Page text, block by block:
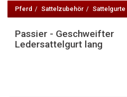
Geschweifter
Ledersattelgurt
Pferd Sattelzubehör Sattelgurte
Passier - Geschweifter
Ledersattelgurt lang